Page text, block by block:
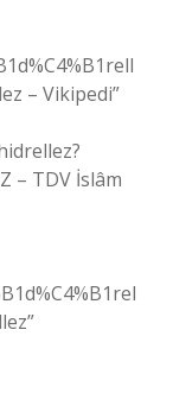
– Vikipedi”
– TDV İslâm